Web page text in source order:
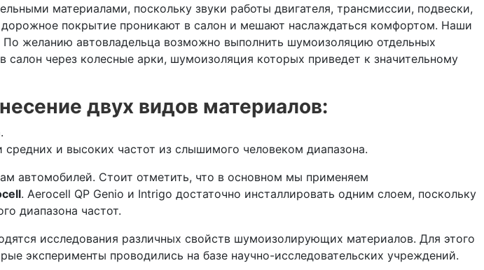
материалами, поскольку звуки работы двигателя, трансмиссии, подвески,
покрытие проникают в салон и мешают наслаждаться комфортом. Наши
желанию автовладельца возможно выполнить шумоизоляцию отдельных
через колесные арки, шумоизоляция которых приведет к значительному
двух видов материалов:
и высоких частот из слышимого человеком диапазона.
автомобилей. Стоит отметить, что в основном мы применяем
. Aerocell QP Genio и Intrigo достаточно инсталлировать одним слоем, поскольку
диапазона частот.
исследования различных свойств шумоизолирующих материалов. Для этого
эксперименты проводились на базе научно-исследовательских учреждений.